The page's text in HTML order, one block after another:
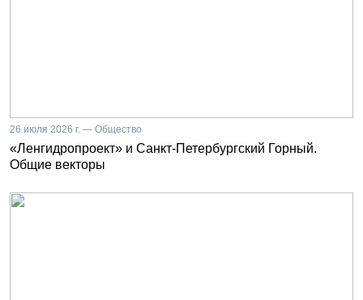
26 июля 2026 г. — Общество
«Ленгидропроект» и Санкт-Петербургский Горный.
Общие векторы